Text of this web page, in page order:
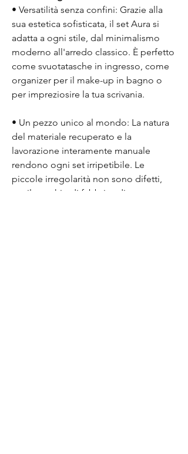
• Versatilità senza confini: Grazie alla
sua estetica sofisticata, il set Aura si
adatta a ogni stile, dal minimalismo
moderno all'arredo classico. È perfetto
come svuotatasche in ingresso, come
organizer per il make-up in bagno o
per impreziosire la tua scrivania.
• Un pezzo unico al mondo: La natura
del materiale recuperato e la
lavorazione interamente manuale
rendono ogni set irripetibile. Le
piccole irregolarità non sono difetti,
ma il marchio di fabbrica di un oggetto